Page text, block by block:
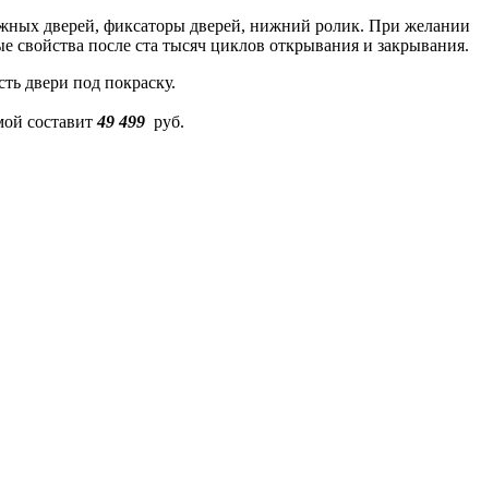
дверей, фиксаторы дверей, нижний ролик. При желании
после ста тысяч циклов открывания и закрывания.
двери под покраску.
составит49 499 руб.